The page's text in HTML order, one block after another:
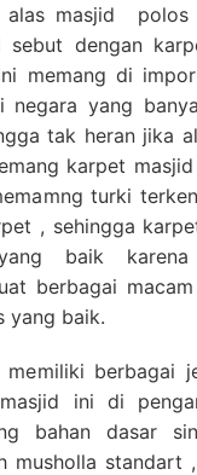
alas masjid polos
dengan
memang di
yang
tak heran jika
karpet
turki
, sehingga
baik
berbagai
yang baik.
berbagai
ini di
bahan dasar
musholla